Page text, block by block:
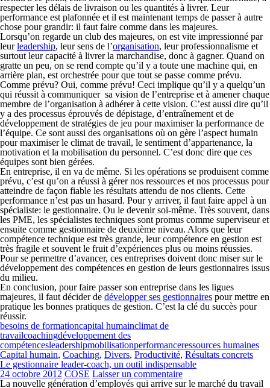
respecter les délais de livraison ou les quantités à livrer. Leur
performance est plafonnée et il est maintenant temps de passer à autre
chose pour grandir: il faut faire comme dans les majeures.
Lorsqu’on regarde un club des majeures, on est vite impressionné par
leurleadership, leur sens de l’organisation, leur professionnalisme et
surtout leur capacité à livrer la marchandise, donc à gagner. Quand on
gratte un peu, on se rend compte qu’il y a toute une machine qui, en
arrière plan, est orchestrée pour que tout se passe comme prévu.
Comme prévu? Oui, comme prévu! Ceci implique qu’il y a quelqu’un
qui réussit à communiquer sa vision de l’entreprise et à amener chaque
membre de l’organisation à adhérer à cette vision. C’est aussi dire qu’il
y a des processus éprouvés de dépistage, d’entraînement et de
développement de stratégies de jeu pour maximiser la performance de
l’équipe. Ce sont aussi des organisations où on gère l’aspect humain
pour maximiser le climat de travail, le sentiment d’appartenance, la
motivation et la mobilisation du personnel. C’est donc dire que ces
équipes sont bien gérées.
En entreprise, il en va de même. Si les opérations se produisent comme
prévu, c’est qu’on a réussi à gérer nos ressources et nos processus pour
atteindre de façon fiable les résultats attendu de nos clients. Cette
performance n’est pas un hasard. Pour y arriver, il faut faire appel à un
spécialiste: le gestionnaire. Ou le devenir soi-même. Très souvent, dans
les PME, les spécialistes techniques sont promus comme superviseur et
ensuite comme gestionnaire de deuxième niveau. Alors que leur
compétence technique est très grande, leur compétence en gestion est
très fragile et souvent le fruit d’expériences plus ou moins réussies.
Pour se permettre d’avancer, ces entreprises doivent donc miser sur le
développement des compétences en gestion de leurs gestionnaires issus
du milieu.
En conclusion, pour faire passer son entreprise dans les ligues
majeures, il faut décider de développer ses gestionnaires pour mettre en
pratique les bonnes pratiques de gestion. C’est la clé du succès pour
réussir.
besoins de formationcapital humainclimat de
travailcoachingdéveloppement des
compétencesleadershipmobilisationperformanceressources humaines
Capital humain, Coaching, Divers, Productivité, Résultats concrets
Le gestionnaire leader-coach, un outil indispensable
24 octobre 2012 COSE Laisser un commentaire
La nouvelle génération d’employés qui arrive sur le marché du travail